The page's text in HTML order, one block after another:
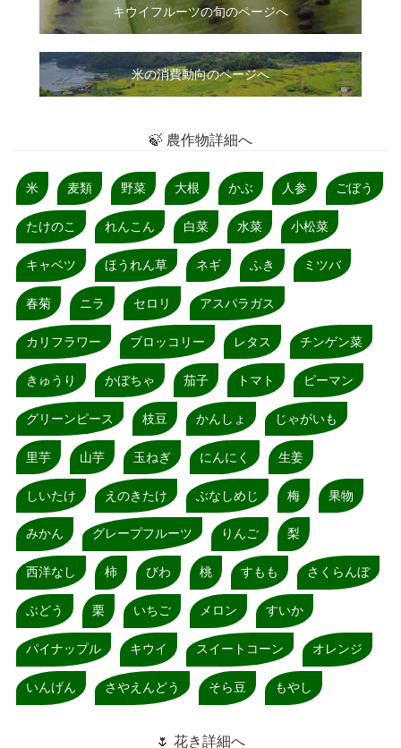
キウイフルーツの旬のページへ
米の消費動向のページへ
🍃 農作物詳細へ
米 麦類 野菜 大根 かぶ 人参 ごぼう
たけのこ れんこん 白菜 水菜 小松菜
キャベツ ほうれん草 ネギ ふき ミツバ
春菊 ニラ セロリ アスパラガス
カリフラワー ブロッコリー レタス チンゲン菜
きゅうり かぼちゃ 茄子 トマト ピーマン
グリーンピース 枝豆 かんしょ じゃがいも
里芋 山芋 玉ねぎ にんにく 生姜
しいたけ えのきたけ ぶなしめじ 梅 果物
みかん グレープフルーツ りんご 梨
西洋なし 柿 びわ 桃 すもも さくらんぼ
ぶどう 栗 いちご メロン すいか
パイナップル キウイ スイートコーン オレンジ
いんげん さやえんどう そら豆 もやし
🌷 花き詳細へ